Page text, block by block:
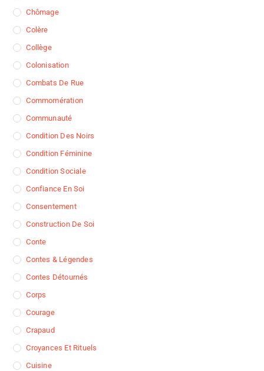
Chômage
Colère
Collège
Colonisation
Combats De Rue
Commomération
Communauté
Condition Des Noirs
Condition Féminine
Condition Sociale
Confiance En Soi
Consentement
Construction De Soi
Conte
Contes & Légendes
Contes Détournés
Corps
Courage
Crapaud
Croyances Et Rituels
Cuisine